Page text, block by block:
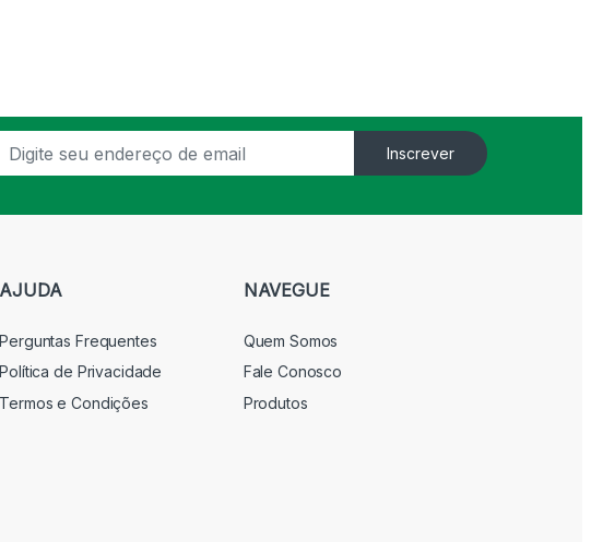
Inscrever
AJUDA
Perguntas Frequentes
Política de Privacidade
Termos e Condições
NAVEGUE
Quem Somos
Fale Conosco
Produtos